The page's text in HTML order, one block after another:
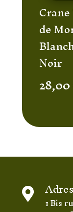
de
Noir
28,00

1 Bis